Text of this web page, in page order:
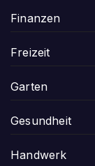
Finanzen
Freizeit
Garten
Gesundheit
Handwerk